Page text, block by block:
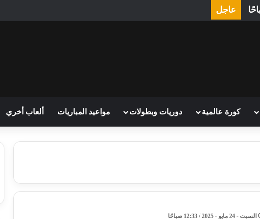
عاجل
كورة عالمية دوريات وبطولات مواعيد المباريات ألعاب أخري
السبت - 24 مايو - 2025 / 12:33 صباحًا